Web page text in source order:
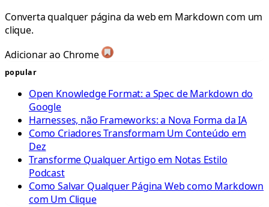
Converta qualquer página da web em Markdown com um
clique.
Adicionar ao Chrome
popular
Open Knowledge Format: a Spec de Markdown do
Google
Harnesses, não Frameworks: a Nova Forma da IA
Como Criadores Transformam Um Conteúdo em
Dez
Transforme Qualquer Artigo em Notas Estilo
Podcast
Como Salvar Qualquer Página Web como Markdown
com Um Clique